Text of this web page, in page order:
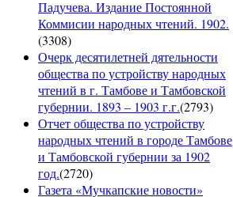
Падучева. Издание Постоянной
Коммисии народных чтений. 1902.
(3308)
Очерк десятилетней дятельности
общества по устройству народных
чтений в г. Тамбове и Тамбовской
губернии. 1893 – 1903 г.г.(2793)
Отчет общества по устройству
народных чтений в городе Тамбове
и Тамбовской губернии за 1902
год.(2720)
Газета «Мучкапские новости»